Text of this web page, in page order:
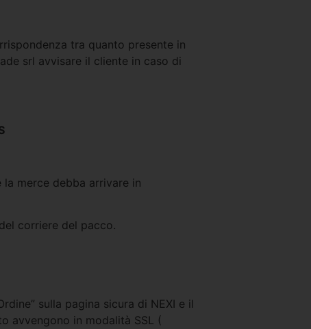
tra quanto presente in
srl avvisare il cliente in caso di
merce debba arrivare in
corriere del pacco.
sulla pagina sicura di NEXI e il
avvengono in modalità SSL (